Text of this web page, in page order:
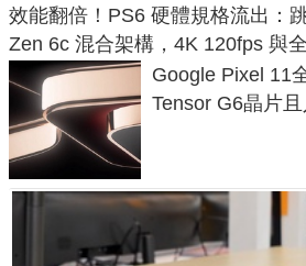
效能翻倍！PS6 硬體規格流出：
Zen 6c 混合架構，4K 120fps 與
Google Pixel 11
Tensor G6晶片